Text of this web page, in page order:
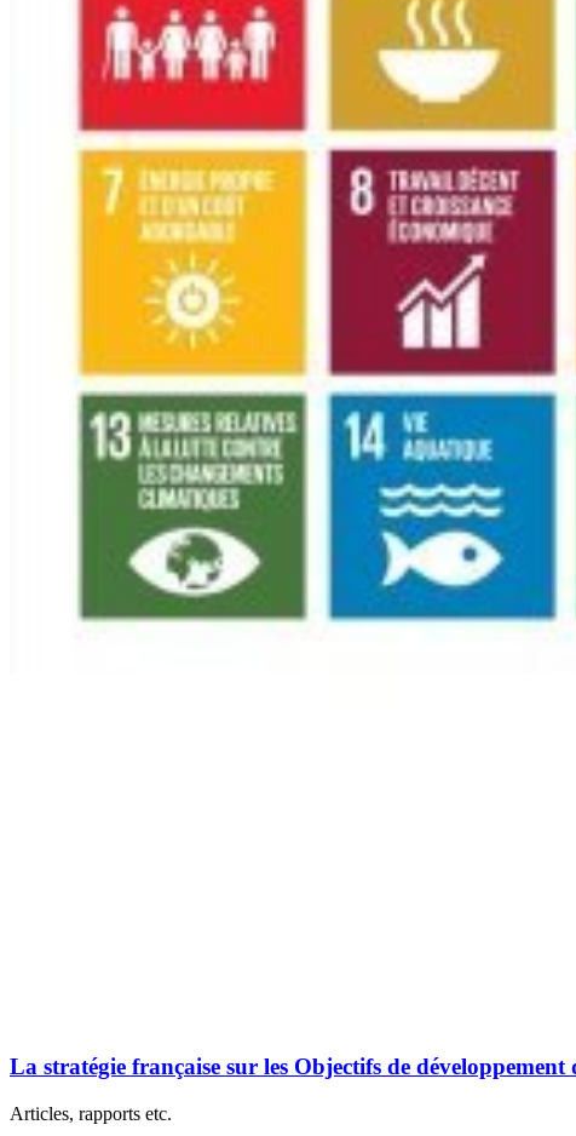
La stratégie française sur les Objectifs de
Articles, rapports etc.